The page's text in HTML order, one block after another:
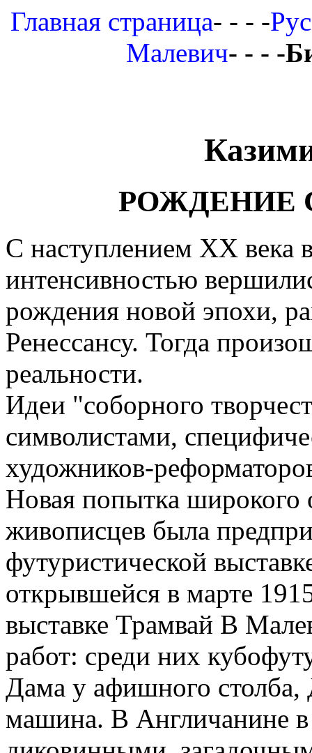
Главная страница- - - -
Малевич- - - -
РОЖДЕНИЕ
С наступлением ХХ века
интенсивностью
рождения новой эпохи,
Ренессансу. Тогда
реальности.
Идеи "соборного
символистами,
художников-
Новая попытка широкого
живописцев была
футуристической
открывшейся в марте
выставке Трамвай В
работ: среди них
Дама у афишного
машина. В Англичанине